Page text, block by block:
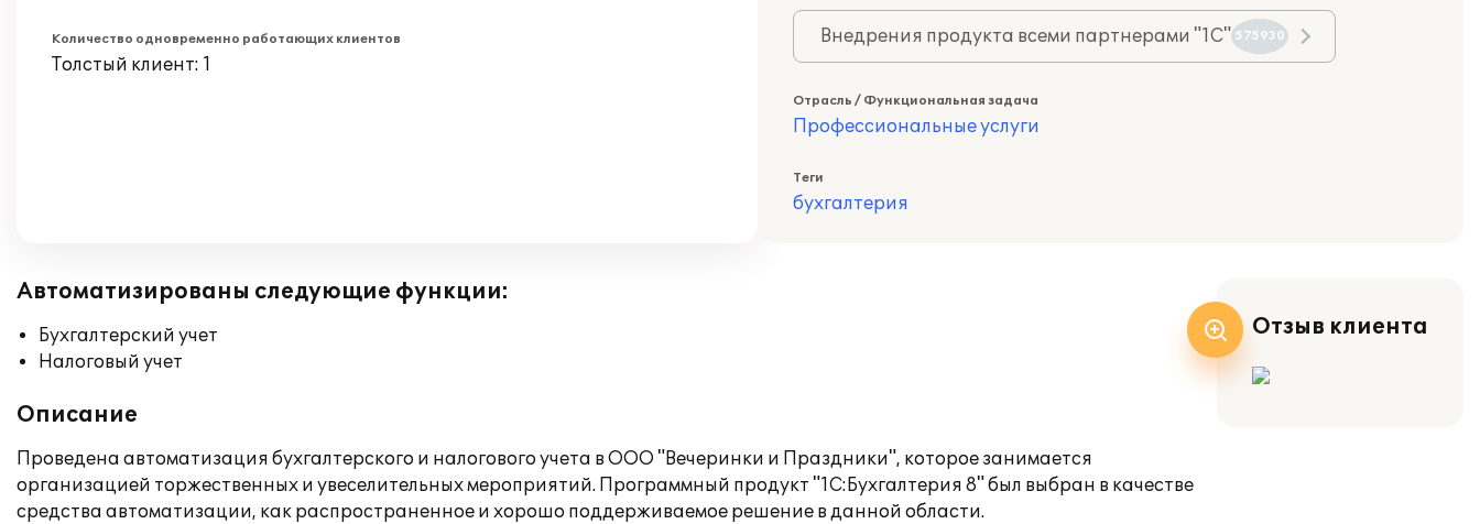
Количество одновременно работающих клиентов
Толстый клиент: 1
Внедрения продукта всеми партнерами "1С" 575930
Отрасль / Функциональная задача
Профессиональные услуги
Теги
бухгалтерия
Автоматизированы следующие функции:
Бухгалтерский учет
Налоговый учет
Описание
Проведена автоматизация бухгалтерского и налогового учета в ООО "Вечеринки и Праздники", которое занимается
организацией торжественных и увеселительных мероприятий. Программный продукт "1С:Бухгалтерия 8" был выбран в качестве
средства автоматизации, как распространенное и хорошо поддерживаемое решение в данной области.
Отзыв клиента